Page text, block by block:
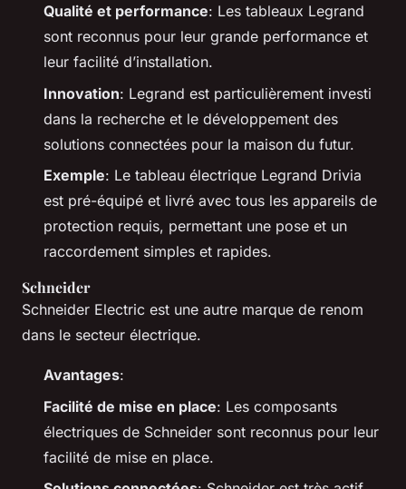
Qualité et performance: Les tableaux Legrand
sont reconnus pour leur grande performance et
leur facilité d’installation.
Innovation: Legrand est particulièrement investi
dans la recherche et le développement des
solutions connectées pour la maison du futur.
Exemple: Le tableau électrique Legrand Drivia
est pré-équipé et livré avec tous les appareils de
protection requis, permettant une pose et un
raccordement simples et rapides.
Schneider
Schneider Electric est une autre marque de renom
dans le secteur électrique.
Avantages:
Facilité de mise en place: Les composants
électriques de Schneider sont reconnus pour leur
facilité de mise en place.